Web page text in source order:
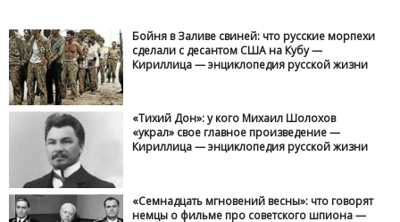
Бойня в Заливе свиней: что русские морпехи
сделали с десантом США на Кубу —
Кириллица — энциклопедия русской жизни
«Тихий Дон»: у кого Михаил Шолохов
«украл» свое главное произведение —
Кириллица — энциклопедия русской жизни
«Семнадцать мгновений весны»: что говорят
немцы о фильме про советского шпиона —